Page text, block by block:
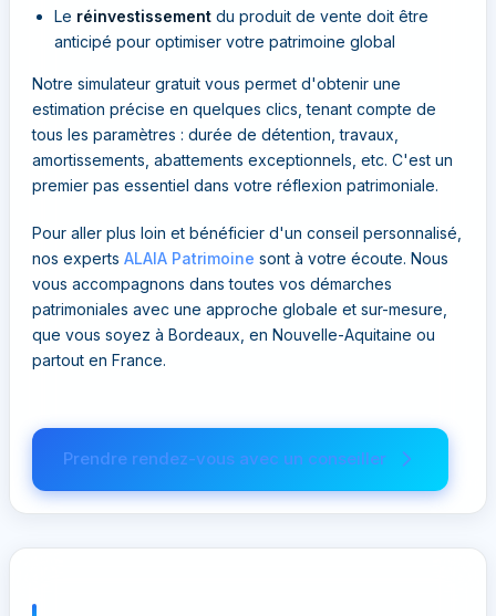
Le réinvestissement du produit de vente doit être
anticipé pour optimiser votre patrimoine global
Notre simulateur gratuit vous permet d'obtenir une
estimation précise en quelques clics, tenant compte de
tous les paramètres : durée de détention, travaux,
amortissements, abattements exceptionnels, etc. C'est un
premier pas essentiel dans votre réflexion patrimoniale.
Pour aller plus loin et bénéficier d'un conseil personnalisé,
nos experts ALAIA Patrimoine sont à votre écoute. Nous
vous accompagnons dans toutes vos démarches
patrimoniales avec une approche globale et sur-mesure,
que vous soyez à Bordeaux, en Nouvelle-Aquitaine ou
partout en France.
Prendre rendez-vous avec un conseiller